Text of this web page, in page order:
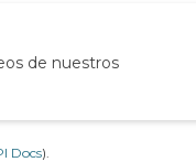
de nuestros
Docs).